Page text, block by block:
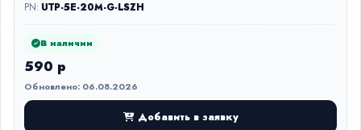
PN: UTP-5E-20M-G-LSZH
В наличии
590 р
Обновлено: 06.08.2026
Добавить в заявку